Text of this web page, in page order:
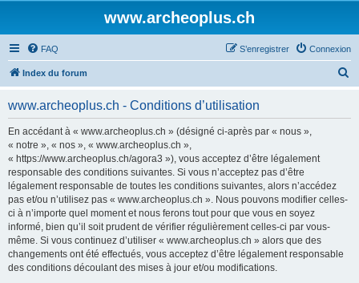
www.archeoplus.ch
FAQ Connexion
S’enregistrer
Index du forum
www.archeoplus.ch - Conditions d’utilisation
En accédant à « www.archeoplus.ch » (désigné ci-après par « nous »,
« notre », « nos », « www.archeoplus.ch »,
« https://www.archeoplus.ch/agora3 »), vous acceptez d’être légalement
responsable des conditions suivantes. Si vous n’acceptez pas d’être
légalement responsable de toutes les conditions suivantes, alors n’accédez
pas et/ou n’utilisez pas « www.archeoplus.ch ». Nous pouvons modifier celles-
ci à n’importe quel moment et nous ferons tout pour que vous en soyez
informé, bien qu’il soit prudent de vérifier régulièrement celles-ci par vous-
même. Si vous continuez d’utiliser « www.archeoplus.ch » alors que des
changements ont été effectués, vous acceptez d’être légalement responsable
des conditions découlant des mises à jour et/ou modifications.